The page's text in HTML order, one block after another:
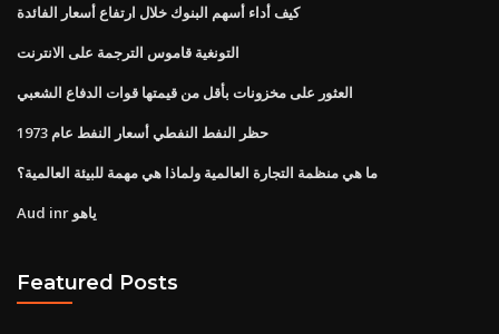
كيف أداء أسهم البنوك خلال ارتفاع أسعار الفائدة
التونغية قاموس الترجمة على الانترنت
العثور على مخزونات بأقل من قيمتها قوات الدفاع الشعبي
حظر النفط النفطي أسعار النفط عام 1973
ما هي منظمة التجارة العالمية ولماذا هي مهمة للبيئة العالمية؟
Aud inr ياهو
Featured Posts